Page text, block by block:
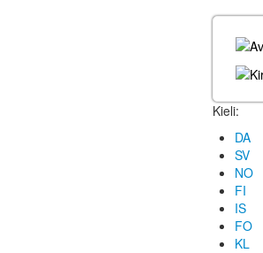
Kieli:
DA
SV
NO
FI
IS
FO
KL